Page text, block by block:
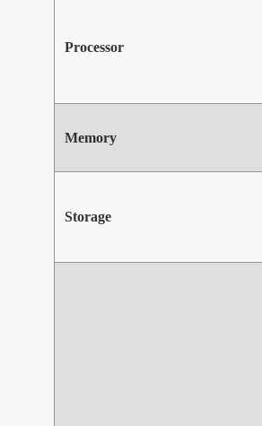
Processor
Memory
Storage